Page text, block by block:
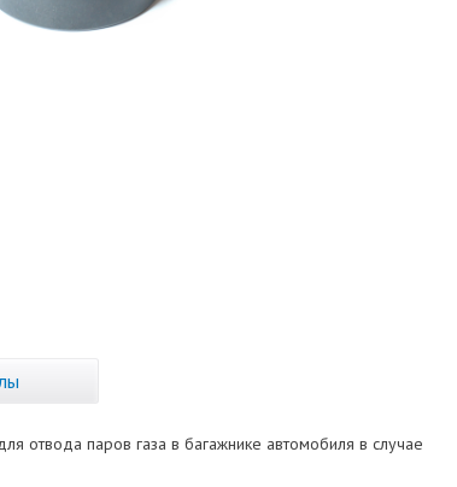
отвода паров газа в багажнике автомобиля в случае